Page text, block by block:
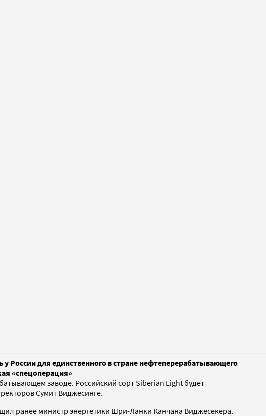
России для единственного в стране нефтеперерабатывающего
«спецоперация»
заводе. Российский сорт Siberian Light будет
Сумит Виджесинге.
ранее министр энергетики Шри-Ланки Канчана Виджесекера.